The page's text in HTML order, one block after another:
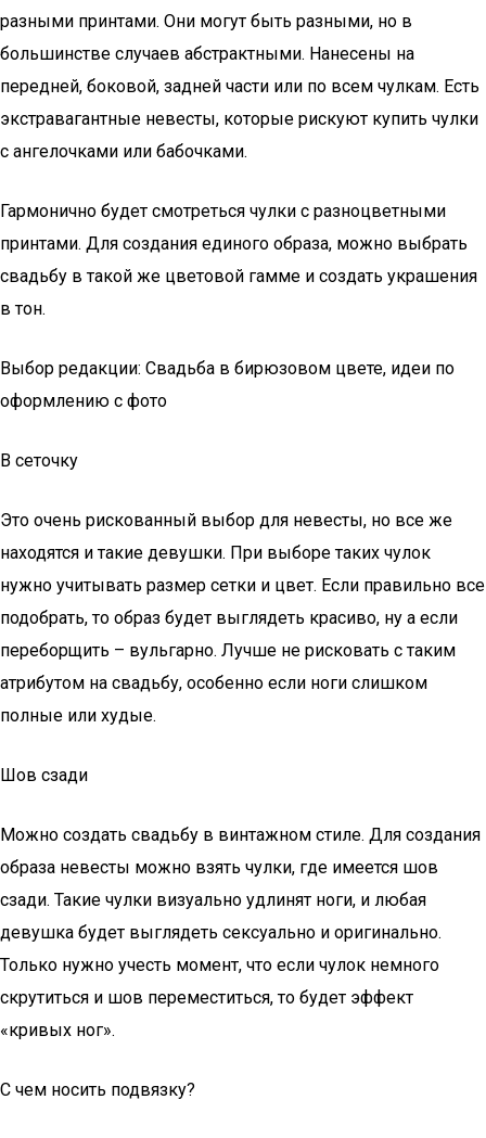
разными принтами. Они могут быть разными, но в
большинстве случаев абстрактными. Нанесены на
передней, боковой, задней части или по всем чулкам. Есть
экстравагантные невесты, которые рискуют купить чулки
с ангелочками или бабочками.
Гармонично будет смотреться чулки с разноцветными
принтами. Для создания единого образа, можно выбрать
свадьбу в такой же цветовой гамме и создать украшения
в тон.
Выбор редакции: Свадьба в бирюзовом цвете, идеи по
оформлению с фото
В сеточку
Это очень рискованный выбор для невесты, но все же
находятся и такие девушки. При выборе таких чулок
нужно учитывать размер сетки и цвет. Если правильно все
подобрать, то образ будет выглядеть красиво, ну а если
переборщить – вульгарно. Лучше не рисковать с таким
атрибутом на свадьбу, особенно если ноги слишком
полные или худые.
Шов сзади
Можно создать свадьбу в винтажном стиле. Для создания
образа невесты можно взять чулки, где имеется шов
сзади. Такие чулки визуально удлинят ноги, и любая
девушка будет выглядеть сексуально и оригинально.
Только нужно учесть момент, что если чулок немного
скрутиться и шов переместиться, то будет эффект
«кривых ног».
С чем носить подвязку?